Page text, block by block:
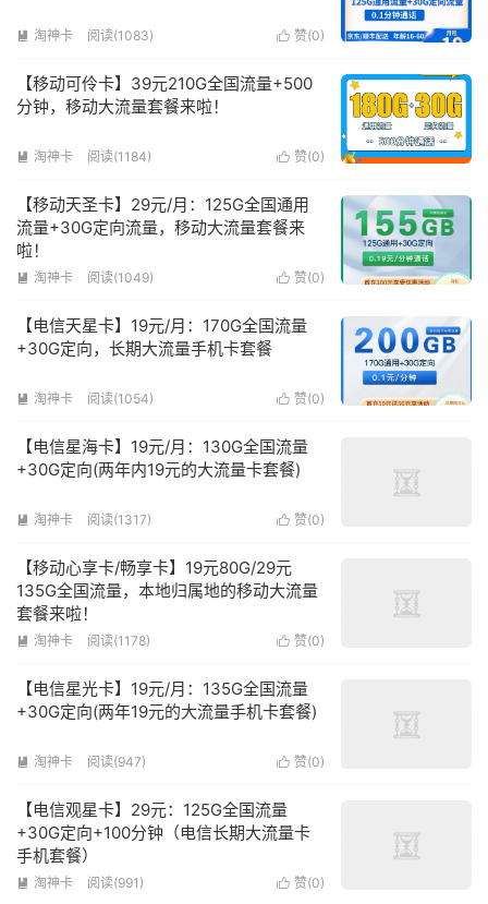
 赞(0)
 淘神卡 阅读(1083)
【移动可伶卡】39元210G全国流量+500
分钟，移动大流量套餐来啦！
 赞(0)
 淘神卡 阅读(1184)
【移动天圣卡】29元/月：125G全国通用
流量+30G定向流量，移动大流量套餐来
啦！
 赞(0)
 淘神卡 阅读(1049)
【电信天星卡】19元/月：170G全国流量
+30G定向，长期大流量手机卡套餐
 赞(0)
 淘神卡 阅读(1054)
【电信星海卡】19元/月：130G全国流量
+30G定向(两年内19元的大流量卡套餐)
 赞(0)
 淘神卡 阅读(1317)
【移动心享卡/畅享卡】19元80G/29元
135G全国流量，本地归属地的移动大流量
套餐来啦！
 赞(0)
 淘神卡 阅读(1178)
【电信星光卡】19元/月：135G全国流量
+30G定向(两年19元的大流量手机卡套餐)
 赞(0)
 淘神卡 阅读(947)
【电信观星卡】29元：125G全国流量
+30G定向+100分钟（电信长期大流量卡
手机套餐）
 赞(0)
 淘神卡 阅读(991)